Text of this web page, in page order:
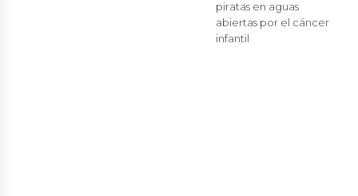
piratas en aguas
abiertas por el cáncer
infantil